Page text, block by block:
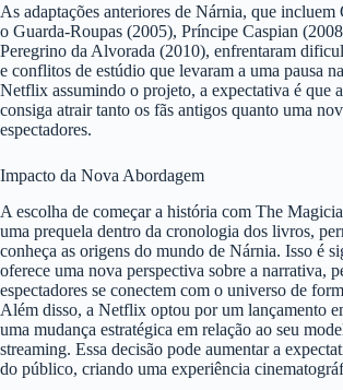
As adaptações anteriores de Nárnia, que
o Guarda-Roupas (2005), Príncipe Caspian
Peregrino da Alvorada (2010), enfrentaram
e conflitos de estúdio que levaram a uma pausa
Netflix assumindo o projeto, a expectativa é que
consiga atrair tanto os fãs antigos quanto uma
espectadores.
Impacto da Nova Abordagem
A escolha de começar a história com The
uma prequela dentro da cronologia dos livros,
conheça as origens do mundo de Nárnia. Isso é
oferece uma nova perspectiva sobre a narrativa,
espectadores se conectem com o universo de
Além disso, a Netflix optou por um lançamento
uma mudança estratégica em relação ao seu
streaming. Essa decisão pode aumentar a
do público, criando uma experiência